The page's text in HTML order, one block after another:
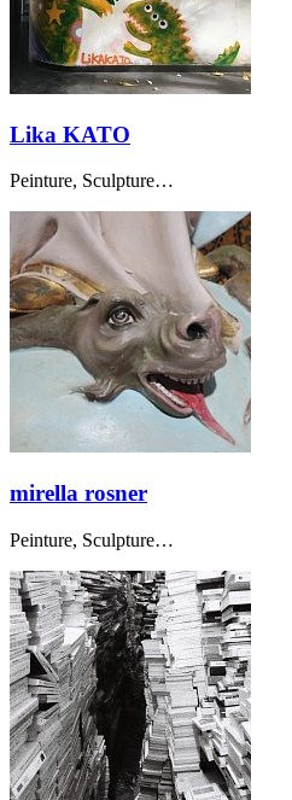
Lika KATO
Peinture, Sculpture…
mirella rosner
Peinture, Sculpture…